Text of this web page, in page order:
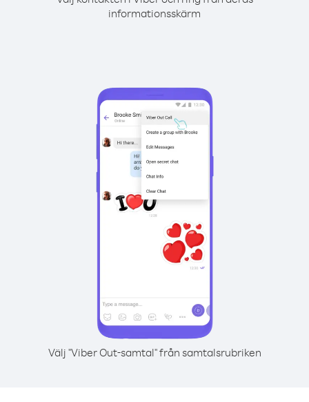
informationsskärm
Välj "Viber Out-samtal" från samtalsrubriken